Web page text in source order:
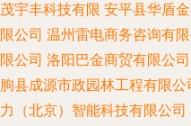
茂宇丰科技有限 安平县华盾
限公司 温州雷电商务咨询有限
限公司 洛阳巴金商贸有限公司
朐县成源市政园林工程有限公
力（北京）智能科技有限公司